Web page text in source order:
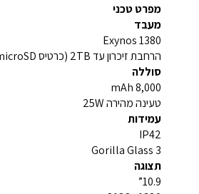
מפרט טכני
מעבד
Exynos 1380
הרחבת זיכרון עד 2TB (כרטיס microSD)
סוללה
8,000 mAh
טעינה מהירה 25W
עמידות
IP42
Gorilla Glass 3
תצוגה
10.9”